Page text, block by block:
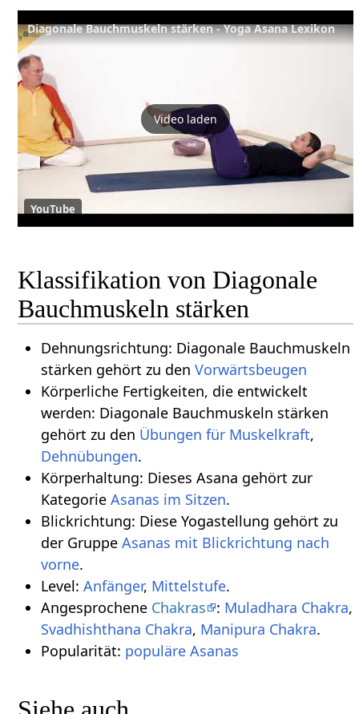
Diagonale Bauchmuskeln stärken - Yoga Asana Lexikon
Video laden
YouTube
Klassifikation von Diagonale
Bauchmuskeln stärken
Dehnungsrichtung: Diagonale Bauchmuskeln
stärken gehört zu den Vorwärtsbeugen
Körperliche Fertigkeiten, die entwickelt
werden: Diagonale Bauchmuskeln stärken
gehört zu den Übungen für Muskelkraft,
Dehnübungen.
Körperhaltung: Dieses Asana gehört zur
Kategorie Asanas im Sitzen.
Blickrichtung: Diese Yogastellung gehört zu
der Gruppe Asanas mit Blickrichtung nach
vorne.
Level: Anfänger, Mittelstufe.
Angesprochene Chakras : Muladhara Chakra,
Svadhishthana Chakra, Manipura Chakra.
Popularität: populäre Asanas